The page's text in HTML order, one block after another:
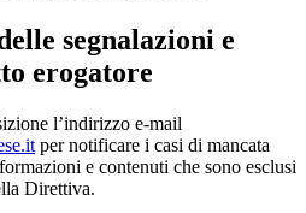
segnalazioni e
erogatore
l’indirizzo e-mail
per notificare i casi di mancata
e contenuti che sono esclusi
Direttiva.